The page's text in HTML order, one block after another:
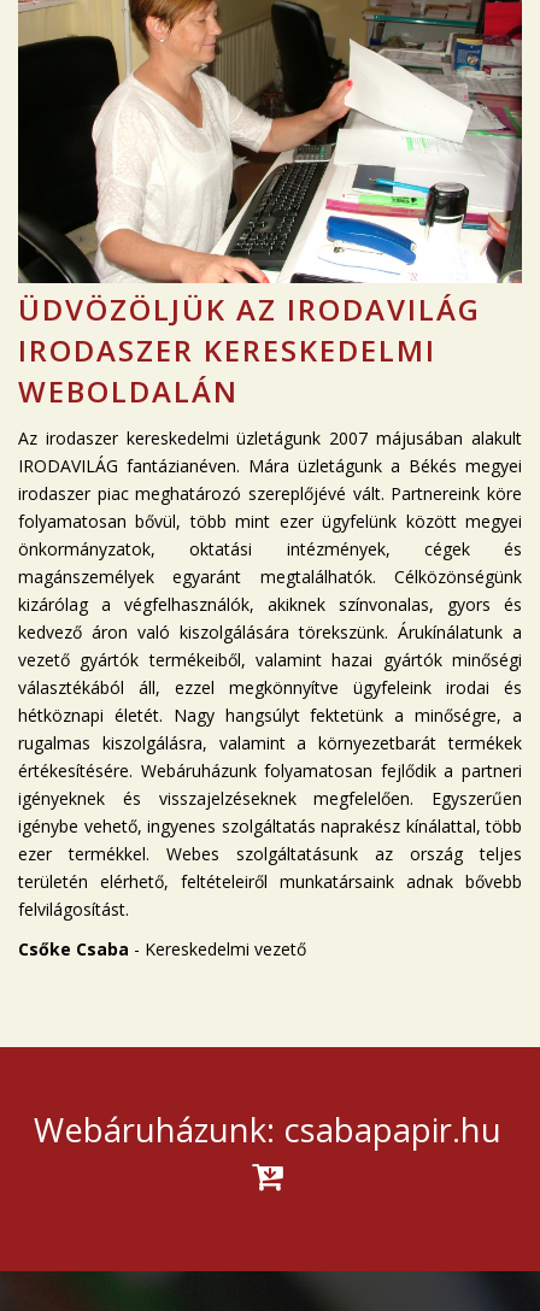
ÜDVÖZÖLJÜK AZ IRODAVILÁG
IRODASZER KERESKEDELMI
WEBOLDALÁN
Az irodaszer kereskedelmi üzletágunk 2007 májusában alakult
IRODAVILÁG fantázianéven. Mára üzletágunk a Békés megyei
irodaszer piac meghatározó szereplőjévé vált. Partnereink köre
folyamatosan bővül, több mint ezer ügyfelünk között megyei
önkormányzatok, oktatási intézmények, cégek és
magánszemélyek egyaránt megtalálhatók. Célközönségünk
kizárólag a végfelhasználók, akiknek színvonalas, gyors és
kedvező áron való kiszolgálására törekszünk. Árukínálatunk a
vezető gyártók termékeiből, valamint hazai gyártók minőségi
választékából áll, ezzel megkönnyítve ügyfeleink irodai és
hétköznapi életét. Nagy hangsúlyt fektetünk a minőségre, a
rugalmas kiszolgálásra, valamint a környezetbarát termékek
értékesítésére. Webáruházunk folyamatosan fejlődik a partneri
igényeknek és visszajelzéseknek megfelelően. Egyszerűen
igénybe vehető, ingyenes szolgáltatás naprakész kínálattal, több
ezer termékkel. Webes szolgáltatásunk az ország teljes
területén elérhető, feltételeiről munkatársaink adnak bővebb
felvilágosítást.
Csőke Csaba - Kereskedelmi vezető
Webáruházunk: csabapapir.hu